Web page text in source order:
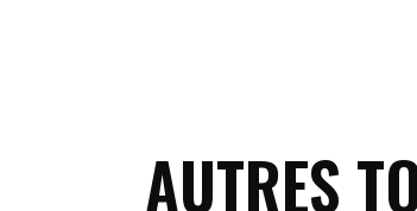
AUTRES